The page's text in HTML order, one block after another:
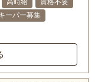
高時給
資格不要
ーパー募集